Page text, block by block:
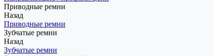
Приводные ремни
Назад
Приводные ремни
Зубчатые ремни
Назад
Зубчатые ремни